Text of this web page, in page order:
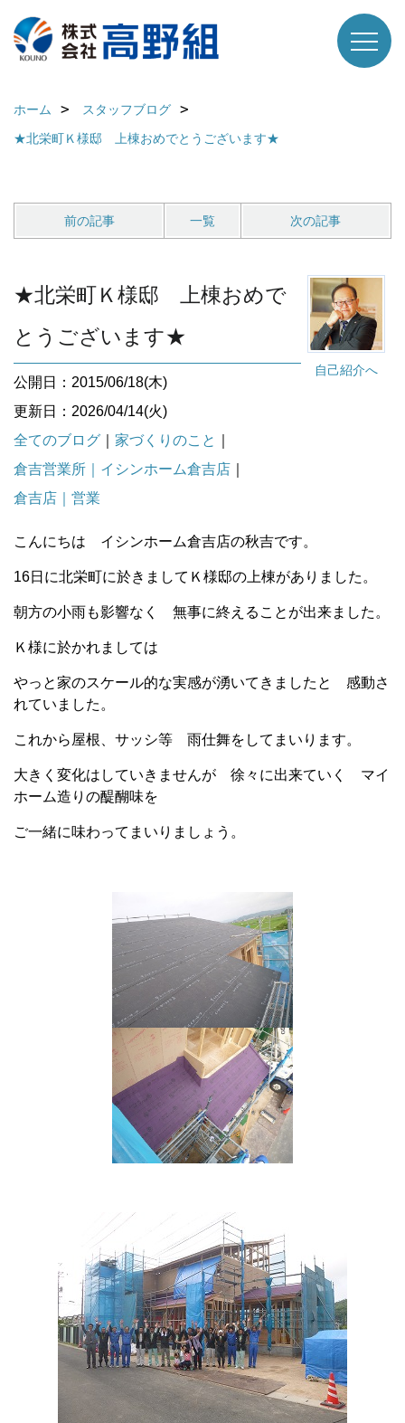
ホーム
スタッフブログ
★北栄町Ｋ様邸 上棟おめでとうございます★
前の記事 一覧 次の記事
自己紹介へ
★北栄町Ｋ様邸 上棟おめで
とうございます★
公開日：2015/06/18(木)
更新日：2026/04/14(火)
全てのブログ
家づくりのこと
倉吉営業所｜イシンホーム倉吉店
倉吉店｜営業
こんにちは イシンホーム倉吉店の秋吉です。
16日に北栄町に於きましてＫ様邸の上棟がありました。
朝方の小雨も影響なく 無事に終えることが出来ました。
Ｋ様に於かれましては
やっと家のスケール的な実感が湧いてきましたと 感動さ
れていました。
これから屋根、サッシ等 雨仕舞をしてまいります。
大きく変化はしていきませんが 徐々に出来ていく マイ
ホーム造りの醍醐味を
ご一緒に味わってまいりましょう。